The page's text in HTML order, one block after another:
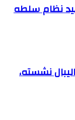
نظام سلطه
نشسته،